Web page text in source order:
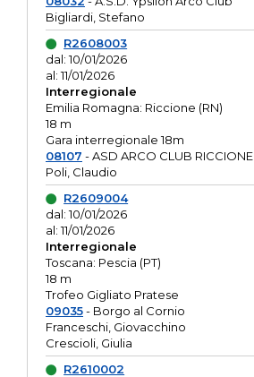
Bigliardi, Stefano
R2608003
dal: 10/01/2026
al: 11/01/2026
Interregionale
Emilia Romagna: Riccione (RN)
18 m
Gara interregionale 18m
08107 - ASD ARCO CLUB RICCIONE
Poli, Claudio
R2609004
dal: 10/01/2026
al: 11/01/2026
Interregionale
Toscana: Pescia (PT)
18 m
Trofeo Gigliato Pratese
09035- Borgo al Cornio
Franceschi, Giovacchino
Crescioli, Giulia
R2610002